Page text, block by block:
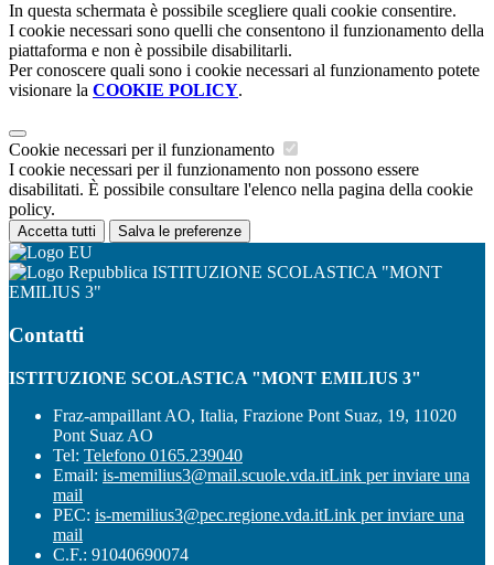
In questa schermata è possibile scegliere quali cookie consentire.
I cookie necessari sono quelli che consentono il funzionamento della
piattaforma e non è possibile disabilitarli.
Per conoscere quali sono i cookie necessari al funzionamento potete
visionare la COOKIE POLICY.
Cookie necessari per il funzionamento
I cookie necessari per il funzionamento non possono essere
disabilitati. È possibile consultare l'elenco nella pagina della cookie
policy.
Accetta tutti Salva le preferenze
ISTITUZIONE SCOLASTICA "MONT
EMILIUS 3"
Contatti
ISTITUZIONE SCOLASTICA "MONT EMILIUS 3"
Fraz-ampaillant AO, Italia, Frazione Pont Suaz, 19, 11020
Pont Suaz AO
Tel: Telefono 0165.239040
Email: is-memilius3@mail.scuole.vda.itLink per inviare una
mail
PEC: is-memilius3@pec.regione.vda.itLink per inviare una
mail
C.F.: 91040690074